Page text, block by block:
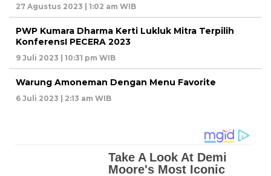
27 Agustus 2023 | 1:02 am WIB
PWP Kumara Dharma Kerti Lukluk Mitra Terpilih
KonferensI PECERA 2023
9 Juli 2023 | 10:31 pm WIB
Warung Amoneman Dengan Menu Favorite
6 Juli 2023 | 2:13 am WIB